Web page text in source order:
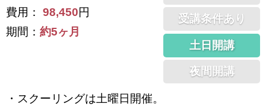
費用： 98,450円
期間： 約5ヶ月
受講条件あり
土日開講
夜間開講
・スクーリングは土曜日開催。